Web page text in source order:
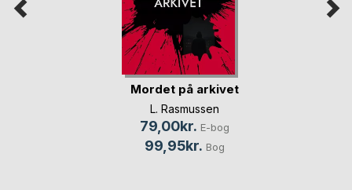
Mordet på arkivet
L. Rasmussen
79,00kr. E-bog
99,95kr. Bog